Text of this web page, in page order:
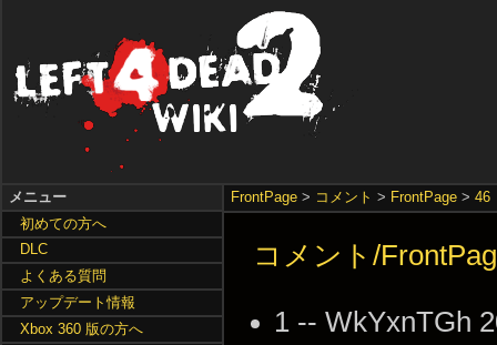
FrontPage > コメント > FrontPage >46
コメント/
1 -- WkYxnTGh
メニュー
初めての方へ
DLC
よくある質問
アップデート情報
Xbox 360 版の方へ